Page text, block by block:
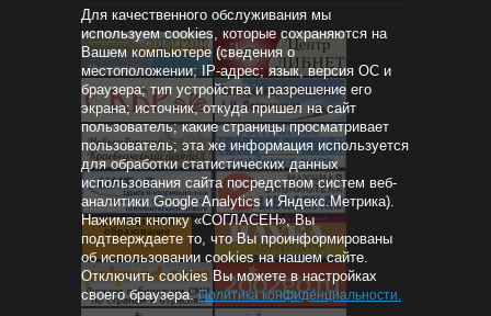
Дистанционное
образование
Для качественного обслуживания мы
используем cookies, которые сохраняются на
Вашем компьютере (сведения о
местоположении; IP-адрес; язык, версия ОС и
браузера; тип устройства и разрешение его
экрана; источник, откуда пришел на сайт
пользователь; какие страницы просматривает
пользователь; эта же информация используется
для обработки статистических данных
использования сайта посредством систем веб-
аналитики Google Analytics и Яндекс.Метрика).
Нажимая кнопку «СОГЛАСЕН», Вы
подтверждаете то, что Вы проинформированы
об использовании cookies на нашем сайте.
Отключить cookies Вы можете в настройках
своего браузера.Политика конфиденциальности.